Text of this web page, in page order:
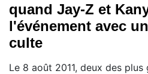
quand Jay-Z et
l'événement avec
culte
Le 8 août 2011, deux des